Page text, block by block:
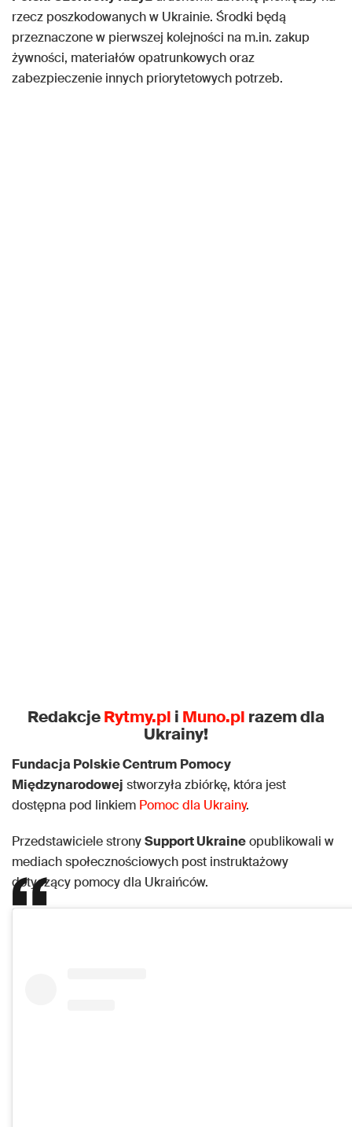
rzecz poszkodowanych w Ukrainie. Środki będą
przeznaczone w pierwszej kolejności na m.in. zakup
żywności, materiałów opatrunkowych oraz
zabezpieczenie innych priorytetowych potrzeb.
RedakcjeRytmy.pl i Muno.pl razem dla
Ukrainy!
Fundacja Polskie Centrum Pomocy
Międzynarodowej stworzyła zbiórkę, która jest
dostępna pod linkiem Pomoc dla Ukrainy.
Przedstawiciele stronySupport Ukraineopublikowali w
mediach społecznościowych post instruktażowy
dotyczący pomocy dla Ukraińców.